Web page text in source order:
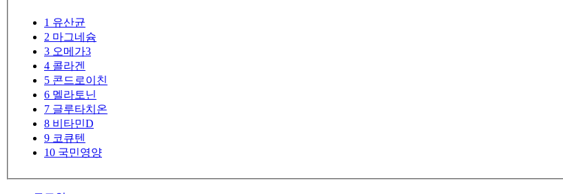
1 유산균
2 마그네슘
3 오메가3
4 콜라겐
5 콘드로이친
6 멜라토닌
7 글루타치온
8 비타민D
9 코큐텐
10 국민영양